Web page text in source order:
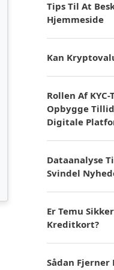
Tips Til At
Hjemmeside
Kan
Rollen Af
Opbygge
Digitale
Dataanalyse
Svindel
Er Temu
Kreditkort?
Sådan Fjerner